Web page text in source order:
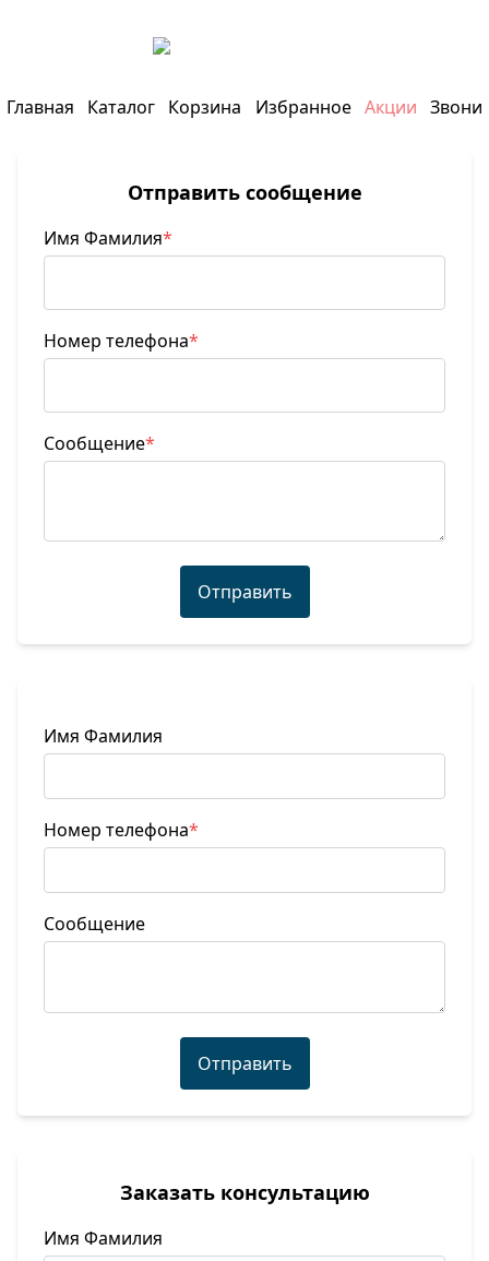
Главная Каталог Корзина Избранное Акции Звони
Отправить сообщение
Имя Фамилия*
Номер телефона*
Сообщение*
Отправить
Имя Фамилия
Номер телефона*
Сообщение
Отправить
Заказать консультацию
Имя Фамилия